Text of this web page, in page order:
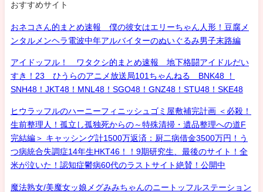
おすすめサイト
おネコさん的まとめ速報 僕の彼女はエリーちゃん人形！豆腐メ
ンタルメンヘラ電波中年アルバイターのぬいぐるみ男子末路編
アイドッフル！ ワタクシ的まとめ速報 地下格闘アイドルだい
すき！23 ひうらのアニメ放送局101ちゃんねる BNK48 ！
SNH48！JKT48！MNL48！SGO48！GNZ48！STU48！SKE48
ヒウラッフルのハーニーフィニッシュゴミ屋敷補完計画 ＜必殺！
生前整理人！孤立し孤独死からの～特殊清掃・遺品整理への道F
完結編＞ キャッシング計1500万返済：厨二病借金3500万円！う
つ病統合失調症14年生HKT46！！9期研究生、最後のサイト！全
米が泣いた！認知症鬱病60代のラストサイト絶賛！公開中
魔法熟女/美魔女ッ娘メグみみちゃんのニートッフルステーション